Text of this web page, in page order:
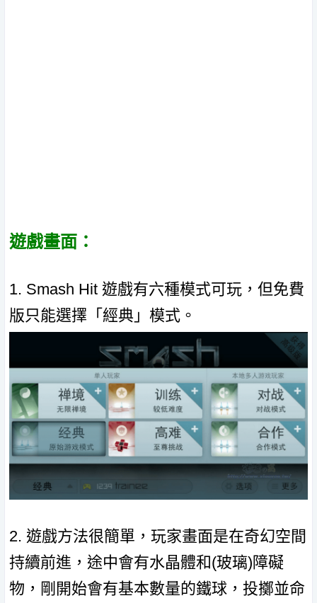
遊戲畫面：
1. Smash Hit 遊戲有六種模式可玩，但免費
版只能選擇「經典」模式。
2. 遊戲方法很簡單，玩家畫面是在奇幻空間
持續前進，途中會有水晶體和(玻璃)障礙
物，剛開始會有基本數量的鐵球，投擲並命